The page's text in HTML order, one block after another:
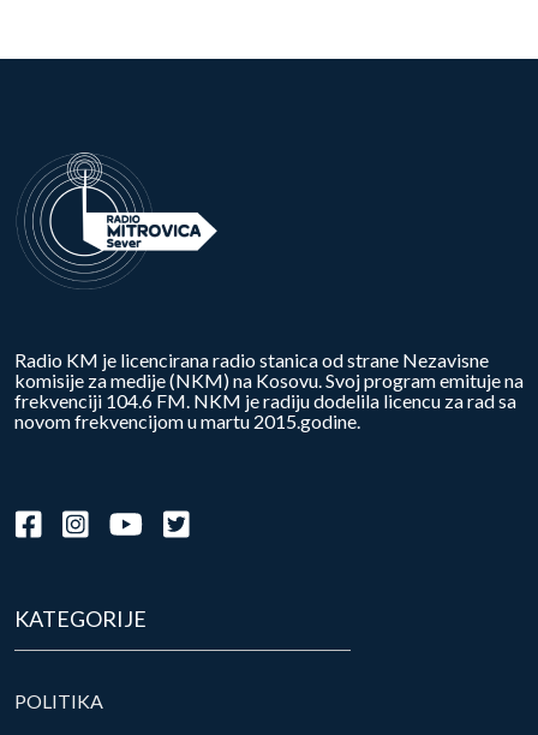
Radio KM je licencirana radio stanica od strane Nezavisne
komisije za medije (NKM) na Kosovu. Svoj program emituje na
frekvenciji 104.6 FM. NKM je radiju dodelila licencu za rad sa
novom frekvencijom u martu 2015.godine.
KATEGORIJE
POLITIKA